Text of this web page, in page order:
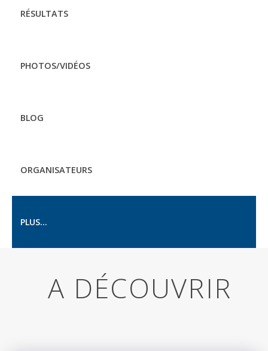
RÉSULTATS
PHOTOS/VIDÉOS
BLOG
ORGANISATEURS
PLUS...
A DÉCOUVRIR